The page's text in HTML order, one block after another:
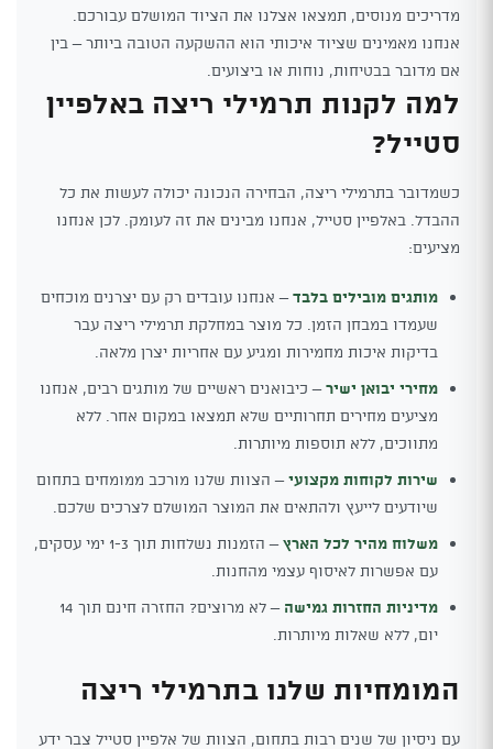
מדריכים מנוסים, תמצאו אצלנו את הציוד המושלם עבורכם.
אנחנו מאמינים שציוד איכותי הוא ההשקעה הטובה ביותר – בין
אם מדובר בבטיחות, נוחות או ביצועים.
למה לקנות תרמילי ריצה באלפיין
סטייל?
כשמדובר בתרמילי ריצה, הבחירה הנכונה יכולה לעשות את כל
ההבדל. באלפיין סטייל, אנחנו מבינים את זה לעומק. לכן אנחנו
מציעים:
מותגים מובילים בלבד– אנחנו עובדים רק עם יצרנים מוכחים
שעמדו במבחן הזמן. כל מוצר במחלקת תרמילי ריצה עבר
בדיקות איכות מחמירות ומגיע עם אחריות יצרן מלאה.
מחירי יבואן ישיר– כיבואנים ראשיים של מותגים רבים, אנחנו
מציעים מחירים תחרותיים שלא תמצאו במקום אחר. ללא
מתווכים, ללא תוספות מיותרות.
שירות לקוחות מקצועי– הצוות שלנו מורכב ממומחים בתחום
שיודעים לייעץ ולהתאים את המוצר המושלם לצרכים שלכם.
משלוח מהיר לכל הארץ
– הזמנות נשלחות תוך 1-3 ימי עסקים,
עם אפשרות לאיסוף עצמי מהחנות.
מדיניות החזרות גמישה
– לא מרוצים? החזרה חינם תוך 14
יום, ללא שאלות מיותרות.
המומחיות שלנו בתרמילי ריצה
עם ניסיון של שנים רבות בתחום, הצוות של אלפיין סטייל צבר ידע